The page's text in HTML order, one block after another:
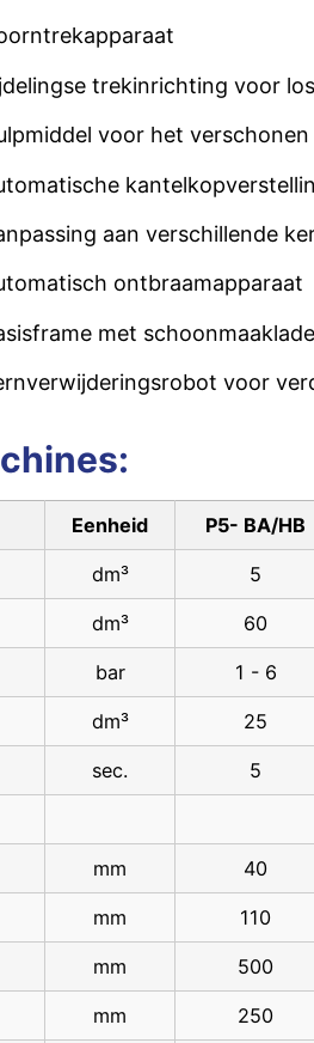
trekinrichting voor
voor het
aan verschillende
ontbraamapparaat
met
voor
Eenheid P5- BA/HB
dm³ 5
dm³ 60
bar 1 - 6
dm³ 25
sec. 5
mm 40
mm 110
mm 500
mm 250